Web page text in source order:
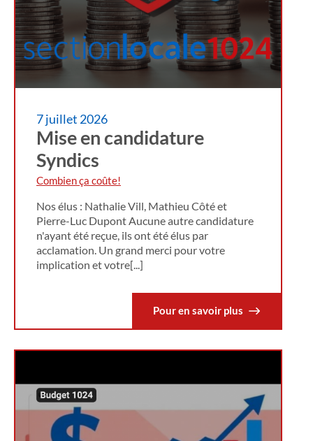
7 juillet 2026
Mise en candidature
Syndics
Combien ça coûte!
Nos élus : Nathalie Vill, Mathieu Côté et
Pierre-Luc Dupont Aucune autre candidature
n'ayant été reçue, ils ont été élus par
acclamation. Un grand merci pour votre
implication et votre[...]
Pour en savoir plus